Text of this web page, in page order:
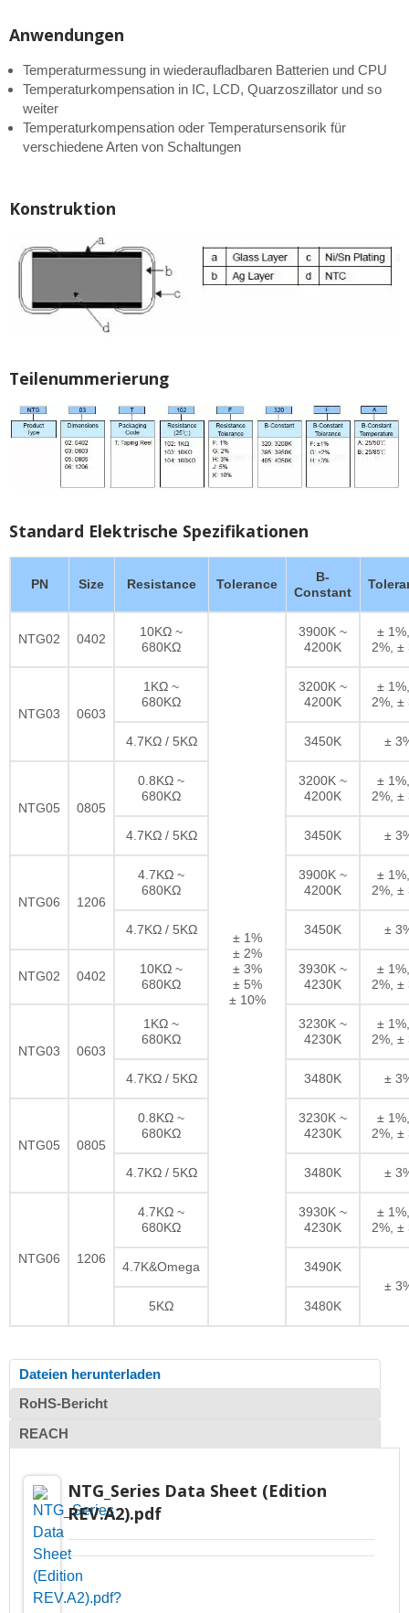
Anwendungen
Temperaturmessung in wiederaufladbaren Batterien und CPU
Temperaturkompensation in IC, LCD, Quarzoszillator und so
weiter
Temperaturkompensation oder Temperatursensorik für
verschiedene Arten von Schaltungen
Konstruktion
Teilenummerierung
Standard Elektrische Spezifikationen
PN Size Resistance Tolerance
B-
Constant
NTG02 0402
10KΩ ~
680KΩ
± 1%
± 2%
± 3%
± 5%
± 10%
3900K ~
4200K
±
2%, ±
NTG03 0603
1KΩ ~
680KΩ
3200K ~
4200K
±
2%, ±
4.7KΩ / 5KΩ 3450K ±
NTG05 0805
0.8KΩ ~
680KΩ
3200K ~
4200K
±
2%, ±
4.7KΩ / 5KΩ 3450K ±
NTG06 1206
4.7KΩ ~
680KΩ
3900K ~
4200K
±
2%, ±
4.7KΩ / 5KΩ 3450K ±
NTG02 0402
10KΩ ~
680KΩ
3930K ~
4230K
±
2%, ±
NTG03 0603
1KΩ ~
680KΩ
3230K ~
4230K
±
2%, ±
4.7KΩ / 5KΩ 3480K ±
NTG05 0805
0.8KΩ ~
680KΩ
3230K ~
4230K
±
2%, ±
4.7KΩ / 5KΩ 3480K ±
NTG06 1206
4.7KΩ ~
680KΩ
3930K ~
4230K
±
2%, ±
4.7K&Omega
3490K
±
5KΩ
3480K
Dateien herunterladen
RoHS-Bericht
REACH
NTG_Series Data Sheet (Edition
REV.A2).pdf